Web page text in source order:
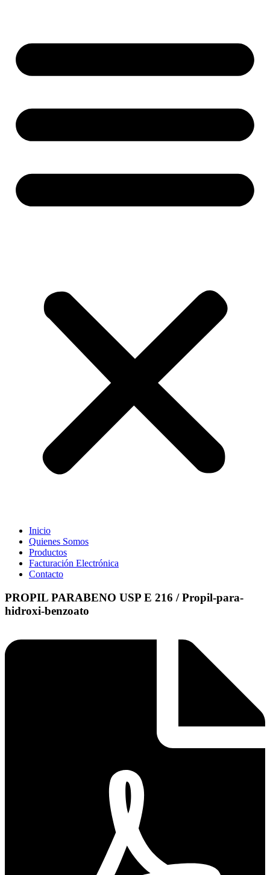
Inicio
Quienes Somos
Productos
Facturación Electrónica
Contacto
PROPIL PARABENO USP E 216 / Propil-para-
hidroxi-benzoato